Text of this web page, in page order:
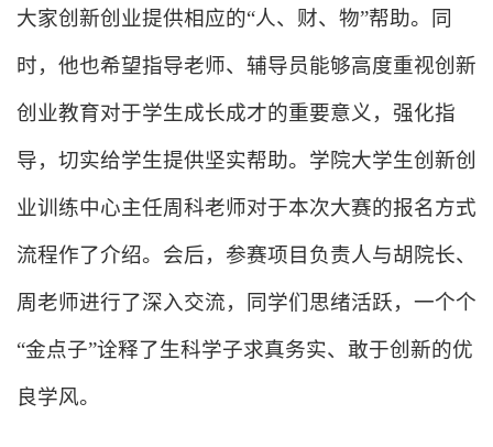
大家创新创业提供相应的“人、财、物”帮助。同
时，他也希望指导老师、辅导员能够高度重视创新
创业教育对于学生成长成才的重要意义，强化指
导，切实给学生提供坚实帮助。学院大学生创新创
业训练中心主任周科老师对于本次大赛的报名方式
流程作了介绍。会后，参赛项目负责人与胡院长、
周老师进行了深入交流，同学们思绪活跃，一个个
“金点子”诠释了生科学子求真务实、敢于创新的优
良学风。